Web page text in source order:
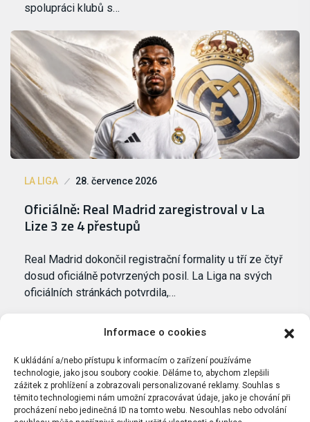
Informace o cookies
K ukládání a/nebo přístupu k informacím o zařízení používáme
technologie, jako jsou soubory cookie. Děláme to, abychom zlepšili
zážitek z prohlížení a zobrazovali personalizované reklamy. Souhlas s
těmito technologiemi nám umožní zpracovávat údaje, jako je chování při
procházení nebo jedinečná ID na tomto webu. Nesouhlas nebo odvolání
spolupráci klubů s…
LA LIGA 28. července 2026
Oficiálně: Real Madrid zaregistroval v La
Lize 3 ze 4 přestupů
Real Madrid dokončil registrační formality u tří ze čtyř
dosud oficiálně potvrzených posil. La Liga na svých
oficiálních stránkách potvrdila,…